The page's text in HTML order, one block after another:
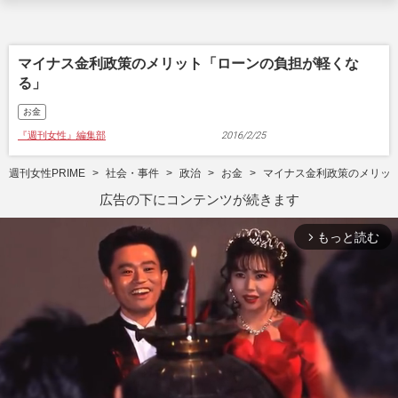
マイナス金利政策のメリット「ローンの負担が軽くな
る」
お金
『週刊女性』編集部 2016/2/25
週刊女性PRIME 社会・事件 政治 お金 マイナス金利政策のメリッ
広告の下にコンテンツが続きます
arrow_forward_ios もっと読む